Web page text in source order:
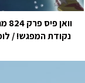
בעברית
נקודת
/ לופי,
נקודת המפגש! /